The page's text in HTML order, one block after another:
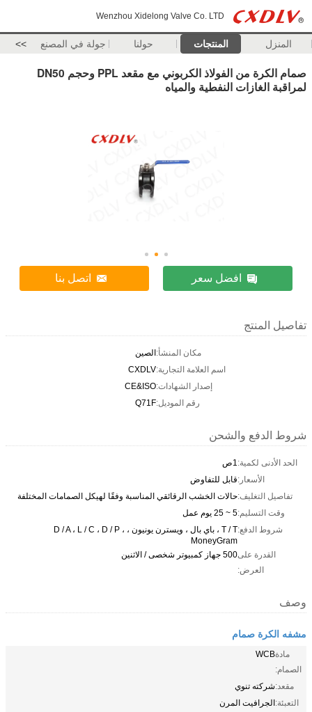
Wenzhou Xidelong Valve Co. LTD
المنزل المنتجات حولنا جولة في المصنع >>
صمام الكرة من الفولاذ الكربوني مع مقعد PPL وحجم DN50
لمراقبة الغازات النفطية والمياه
افضل سعر اتصل بنا
تفاصيل المنتج
مكان المنشأ:الصين
اسم العلامة التجارية:CXDLV
إصدار الشهادات:CE&ISO
رقم الموديل:Q71F
شروط الدفع والشحن
الحد الأدنى لكمية:1ص
الأسعار:قابل للتفاوض
تفاصيل التغليف:حالات الخشب الرقائقي المناسبة وفقًا لهيكل الصمامات المختلفة
وقت التسليم:5 ~ 25 يوم عمل
شروط الدفع:
T / T ، باي بال ، ويسترن يونيون ، D / A ، L / C ، D / P ،
MoneyGram
القدرة على
العرض:
500 جهاز كمبيوتر شخصى / الاثنين
وصف
مشفه الكرة صمام
مادة
الصمام:
WCB
مقعد:شركته تنوي
التعبئة:الجرافيت المرن